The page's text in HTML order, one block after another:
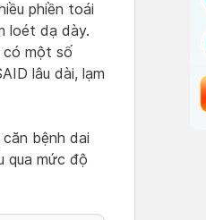
phiền toái
loét dạ dày.
có một số
lâu dài, lạm
bệnh dai
qua mức độ